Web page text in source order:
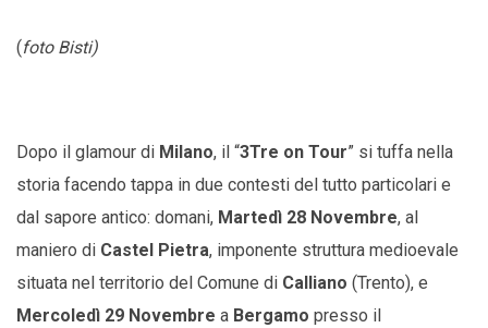
(foto Bisti)
Dopo il glamour di Milano, il “3Tre on Tour” si tuffa nella
storia facendo tappa in due contesti del tutto particolari e
dal sapore antico: domani, Martedì 28 Novembre, al
maniero di Castel Pietra, imponente struttura medioevale
situata nel territorio del Comune di Calliano (Trento), e
Mercoledì 29 Novembre a Bergamo presso il